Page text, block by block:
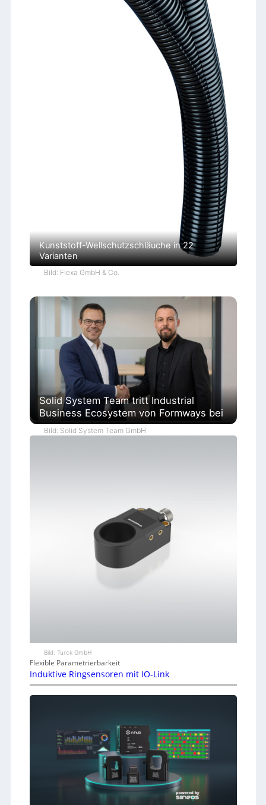
Kunststoff-Wellschutzschläuche in 22
Varianten
Bild: Flexa GmbH & Co.
Solid System Team tritt Industrial
Business Ecosystem von Formways bei
Bild: Solid System Team GmbH
Bild: Turck GmbH
Flexible Parametrierbarkeit
Induktive Ringsensoren mit IO-Link